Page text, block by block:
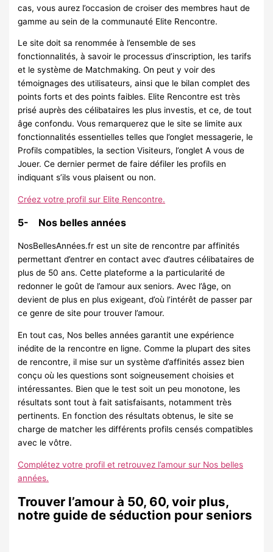
cas, vous aurez l’occasion de croiser des membres haut de
gamme au sein de la communauté Elite Rencontre.
Le site doit sa renommée à l’ensemble de ses
fonctionnalités, à savoir le processus d’inscription, les tarifs
et le système de Matchmaking. On peut y voir des
témoignages des utilisateurs, ainsi que le bilan complet des
points forts et des points faibles. Elite Rencontre est très
prisé auprès des célibataires les plus investis, et ce, de tout
âge confondu. Vous remarquerez que le site se limite aux
fonctionnalités essentielles telles que l’onglet messagerie, le
Profils compatibles, la section Visiteurs, l’onglet A vous de
Jouer. Ce dernier permet de faire défiler les profils en
indiquant s’ils vous plaisent ou non.
Créez votre profil sur Elite Rencontre.
5- Nos belles années
NosBellesAnnées.fr est un site de rencontre par affinités
permettant d’entrer en contact avec d’autres célibataires de
plus de 50 ans. Cette plateforme a la particularité de
redonner le goût de l’amour aux seniors. Avec l’âge, on
devient de plus en plus exigeant, d’où l’intérêt de passer par
ce genre de site pour trouver l’amour.
En tout cas, Nos belles années garantit une expérience
inédite de la rencontre en ligne. Comme la plupart des sites
de rencontre, il mise sur un système d’affinités assez bien
conçu où les questions sont soigneusement choisies et
intéressantes. Bien que le test soit un peu monotone, les
résultats sont tout à fait satisfaisants, notamment très
pertinents. En fonction des résultats obtenus, le site se
charge de matcher les différents profils censés compatibles
avec le vôtre.
Complétez votre profil et retrouvez l’amour sur Nos belles
années.
Trouver l’amour à 50, 60, voir plus,
notre guide de séduction pour seniors